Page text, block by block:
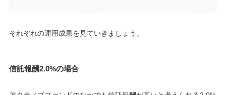
それぞれの運用成果を見ていきましょう。
信託報酬2.0%の場合